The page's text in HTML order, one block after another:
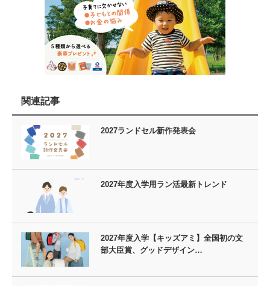
関連記事
2027ランドセル新作発表会
2027年度入学用ラン活最新トレンド
2027年度入学【キッズアミ】全国初の文
部大臣賞、グッドデザイン…